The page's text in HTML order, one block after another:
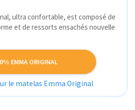
ultra confortable, est composé de
et de ressorts ensachés nouvelle
EMMA ORIGINAL
le matelas Emma Original